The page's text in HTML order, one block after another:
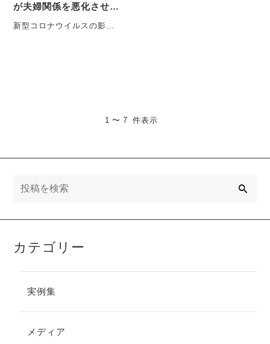
が夫婦関係を悪化させる
理由とは？
新型コロナウイルスの影響
1 〜 7 件表示
カテゴリー
実例集
メディア